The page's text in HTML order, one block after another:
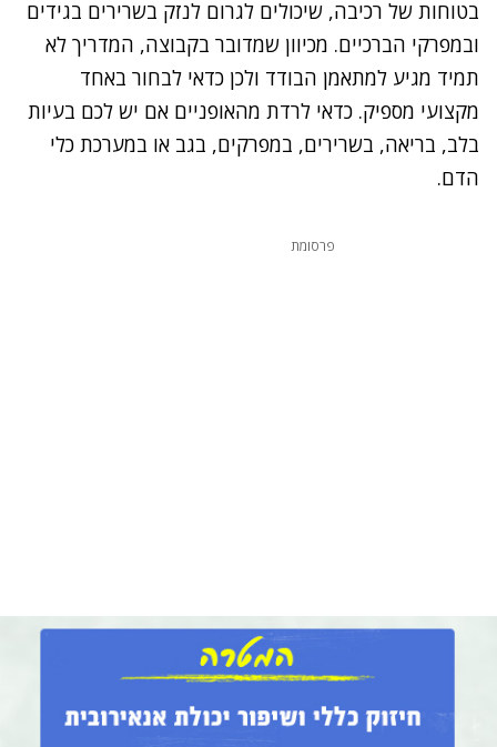
בטוחות של רכיבה, שיכולים לגרום לנזק בשרירים בגידים
ובמפרקי הברכיים. מכיוון שמדובר בקבוצה, המדריך לא
תמיד מגיע למתאמן הבודד ולכן כדאי לבחור באחד
מקצועי מספיק. כדאי לרדת מהאופניים אם יש לכם בעיות
בלב, בריאה, בשרירים, במפרקים, בגב או במערכת כלי
הדם.
פרסומת